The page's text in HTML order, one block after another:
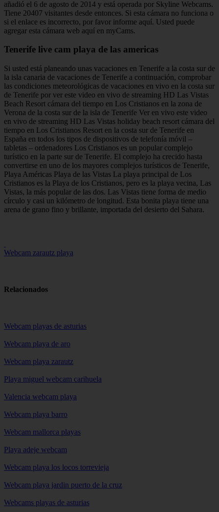
añadió el 6 de agosto de 2014 y está operada por Skyline Webcams.
Tiene 20407 visitantes desde entonces. Si esta cámara no funciona o
si el enlace es incorrecto, por favor informe aquí. Usted puede
agregar esta cámara web aquí en myCams.
Tenerife live cam playa de las americas
Si usted está planeando unas vacaciones en Tenerife a la costa sur de
la isla canaria de vacaciones de Tenerife a continuación, comprobar
las condiciones meteorológicas de vacaciones en vivo en la costa sur
de Tenerife por ver este video en vivo de streaming HD Las Vistas
Beach Resort cámara del tiempo en Los Cristianos en la zona de
Verona de la costa sur de la isla de Tenerife Ver en vivo este video
en vivo de streaming HD Las Vistas holiday beach resort cámara del
tiempo en Los Cristianos Resort en la costa sur de Tenerife en
España en todos los tipos de dispositivos de telefonía móvil –
tabletas – ordenadores Los Cristianos es un popular complejo
turístico en la parte sur de Tenerife. El complejo ha crecido hasta
convertirse en uno de los mayores complejos turísticos de Tenerife,
Playa Américas Playa de las Vistas La playa principal de Los
Cristianos es la Playa de los Cristianos, pero es la playa vecina, Las
Vistas, la más popular de las dos. Las Vistas tiene forma de medio
círculo y casi un kilómetro de longitud. Esta bonita playa tiene una
arena de grano fino y brillante, importada del desierto del Sahara.
Webcam zarautz playa
Relacionados
Webcam playas de asturias
Webcam playa de aro
Webcam playa zarautz
Playa miguel webcam carihuela
Valencia webcam playa
Webcam playa barro
Webcam mallorca playas
Playa adeje webcam
Webcam playa los locos torrevieja
Webcam playa jardin puerto de la cruz
Webcams playas de asturias